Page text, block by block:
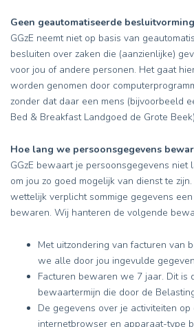
Geen geautomatiseerde besluitvorming
GGzE neemt niet op basis van
besluiten over zaken die (aanzienlijke)
voor jou of andere personen. Het gaat
worden genomen door
zonder dat daar een mens (bijvoorbeeld
Bed & Breakfast Landgoed de Grote
Hoe lang we persoonsgegevens
GGzE bewaart je persoonsgegevens niet
om jou zo goed mogelijk van dienst te
wettelijk verplicht sommige gegevens
bewaren. Wij hanteren de volgende
Met uitzondering van facturen van
we alle door jou ingevulde
Facturen bewaren we 7 jaar. Dit is
bewaartermijn die door de
De gegevens over je activiteiten op
internetbrowser en apparaat-type